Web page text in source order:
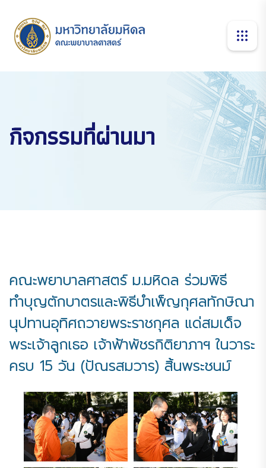
กิจกรรมที่ผ่านมา
คณะพยาบาลศาสตร์ ม.มหิดล ร่วมพิธี
ทำบุญตักบาตรและพิธีบำเพ็ญกุศลทักษิณา
นุปทานอุทิศถวายพระราชกุศล แด่สมเด็จ
พระเจ้าลูกเธอ เจ้าฟ้าพัชรกิติยาภาฯ ในวาระ
ครบ 15 วัน (ปัณรสมวาร) สิ้นพระชนม์